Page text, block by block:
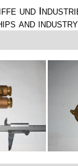
und
and industry